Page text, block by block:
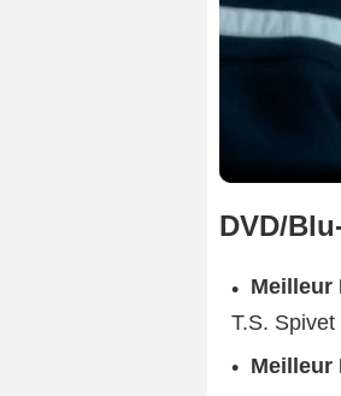
DVD/
Meilleur
T.S. Spivet
Meilleur